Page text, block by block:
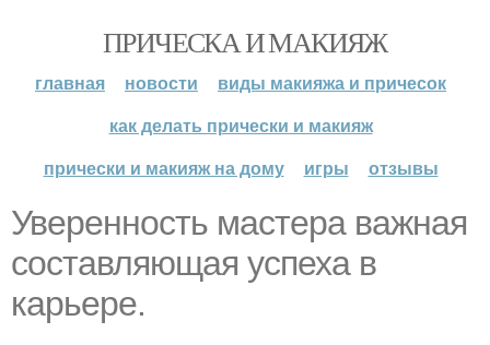
ПРИЧЕСКА И МАКИЯЖ
главная новости
виды макияжа и причесок
как делать прически и макияж
прически и макияж на дому
игры отзывы
Уверенность мастера важная
составляющая успеха в
карьере.